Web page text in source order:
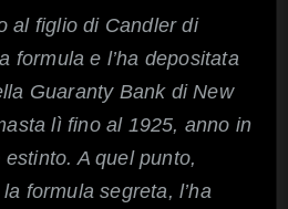
al figlio di Candler di
formula e l’ha depositata
Guaranty Bank di New
lì fino al 1925, anno in
A quel punto,
formula segreta, l’ha